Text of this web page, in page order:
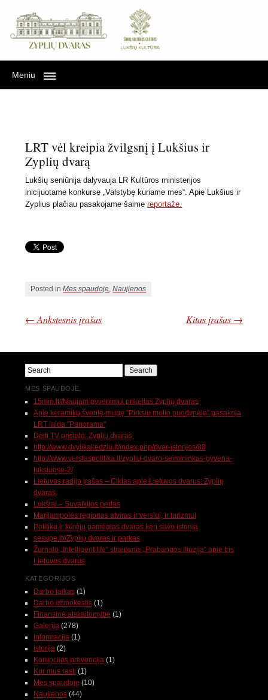
Meniu
LRT vėl kreipia žvilgsnį į Lukšius ir
Zyplių dvarą
Lukšių seniūnija dalyvauja LR Kultūros ministerijos
inicijuotame konkurse „Valstybę kuriame mes“. Apie Lukšius ir
Zyplius plačiau pasakojame šaimereportaže.
Posted inMes spaudoje ,Naujienos
←Ankstesnis įrašas Kitas įrašas →
MES SPAUDOJE
15min.lt//Naujam gyvenimui prikeltas Zyplių dvaras
Apie keramikų šventę-mugę "Pirksiu molio puodynėlę" pasakoja
LRT laida "Panorama"
Delfi TV pristato: Zyplių dvaras
http://www.dvylikakedziu.lt/index.php/dvar-istorijos/88
http://www.verslaspolitika.lt/zypliu-dvaro-seimininkas-gyvena-
luksiuose-2/
Lietuvos radijo įrašas – Ciklas apie Lietuvos dvarus: Zyplių
dvaras.
Lukšiai – Suvalkijos perlas
Marijampolės regionas atviras ir verslui, ir turizmui
Politikų ir kūrėjų pamėgtas dvaras keri savo istorija
sesupe.lt//Zyplių dvaras ir parkas
Žurnalo „Intelligent life“ straipsnis „Prabangos iliuzija“ apie tris
Lietuvos dvarus
KATEGORIJOS
Darbo laikas(1)
Darbo užmokestis(1)
Finansinė atskaitomybė (1)
Galerija (278)
Informacija (1)
Istorija (2)
Korupcijos prevencija (1)
Kur mus rasti (1)
Mes spaudoje (10)
Naujienos(44)